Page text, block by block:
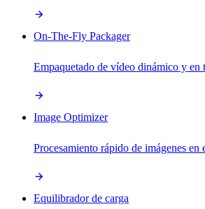
On-The-Fly Packager
Empaquetado de vídeo dinámico y en
Image Optimizer
Procesamiento rápido de imágenes en
Equilibrador de carga